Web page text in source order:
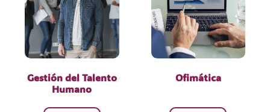
Gestión del Talento
Humano
Ofimática